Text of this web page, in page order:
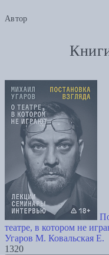
Автор
театре, в котором не
Угаров М. Ковальская Е.
1320